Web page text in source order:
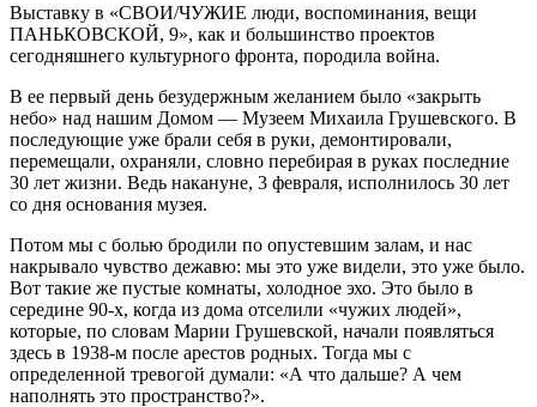
Выставку в «СВОИ/ЧУЖИЕ люди, воспоминания, вещи
ПАНЬКОВСКОЙ, 9», как и большинство проектов
сегодняшнего культурного фронта, породила война.
В ее первый день безудержным желанием было «закрыть
небо» над нашим Домом — Музеем Михаила Грушевского. В
последующие уже брали себя в руки, демонтировали,
перемещали, охраняли, словно перебирая в руках последние
30 лет жизни. Ведь накануне, 3 февраля, исполнилось 30 лет
со дня основания музея.
Потом мы с болью бродили по опустевшим залам, и нас
накрывало чувство дежавю: мы это уже видели, это уже было.
Вот такие же пустые комнаты, холодное эхо. Это было в
середине 90-х, когда из дома отселили «чужих людей»,
которые, по словам Марии Грушевской, начали появляться
здесь в 1938-м после арестов родных. Тогда мы с
определенной тревогой думали: «А что дальше? А чем
наполнять это пространство?».